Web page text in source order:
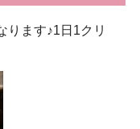
ります♪1日1クリ